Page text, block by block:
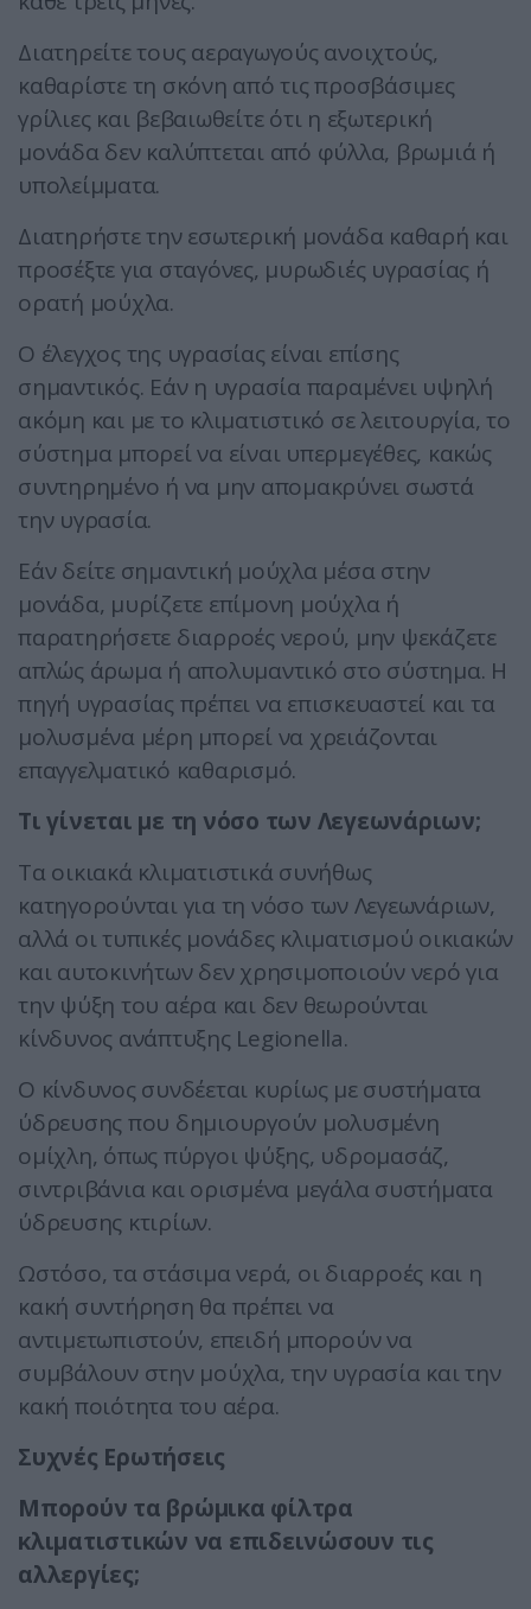
Διατηρείτε τους αεραγωγούς ανοιχτούς,
καθαρίστε τη σκόνη από τις προσβάσιμες
γρίλιες και βεβαιωθείτε ότι η εξωτερική
μονάδα δεν καλύπτεται από φύλλα, βρωμιά ή
υπολείμματα.
Διατηρήστε την εσωτερική μονάδα καθαρή και
προσέξτε για σταγόνες, μυρωδιές υγρασίας ή
ορατή μούχλα.
Ο έλεγχος της υγρασίας είναι επίσης
σημαντικός. Εάν η υγρασία παραμένει υψηλή
ακόμη και με το κλιματιστικό σε λειτουργία, το
σύστημα μπορεί να είναι υπερμεγέθες, κακώς
συντηρημένο ή να μην απομακρύνει σωστά
την υγρασία.
Εάν δείτε σημαντική μούχλα μέσα στην
μονάδα, μυρίζετε επίμονη μούχλα ή
παρατηρήσετε διαρροές νερού, μην ψεκάζετε
απλώς άρωμα ή απολυμαντικό στο σύστημα. Η
πηγή υγρασίας πρέπει να επισκευαστεί και τα
μολυσμένα μέρη μπορεί να χρειάζονται
επαγγελματικό καθαρισμό.
Τι γίνεται με τη νόσο των Λεγεωνάριων;
Τα οικιακά κλιματιστικά συνήθως
κατηγορούνται για τη νόσο των Λεγεωνάριων,
αλλά οι τυπικές μονάδες κλιματισμού οικιακών
και αυτοκινήτων δεν χρησιμοποιούν νερό για
την ψύξη του αέρα και δεν θεωρούνται
κίνδυνος ανάπτυξης Legionella.
Ο κίνδυνος συνδέεται κυρίως με συστήματα
ύδρευσης που δημιουργούν μολυσμένη
ομίχλη, όπως πύργοι ψύξης, υδρομασάζ,
σιντριβάνια και ορισμένα μεγάλα συστήματα
ύδρευσης κτιρίων.
Ωστόσο, τα στάσιμα νερά, οι διαρροές και η
κακή συντήρηση θα πρέπει να
αντιμετωπιστούν, επειδή μπορούν να
συμβάλουν στην μούχλα, την υγρασία και την
κακή ποιότητα του αέρα.
Συχνές Ερωτήσεις
Μπορούν τα βρώμικα φίλτρα
κλιματιστικών να επιδεινώσουν τις
αλλεργίες;